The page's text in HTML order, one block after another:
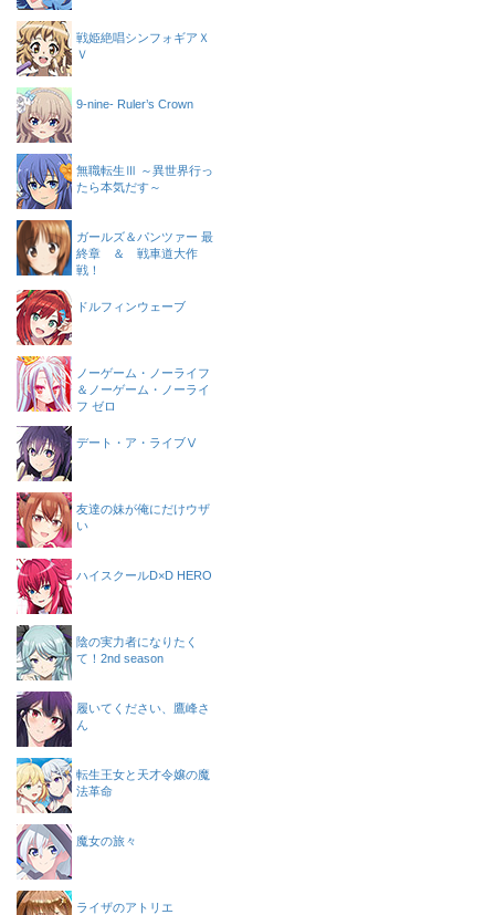
戦姫絶唱シンフォギアＸ
Ｖ
9-nine- Ruler’s Crown
無職転生Ⅲ ～異世界行っ
たら本気だす～
ガールズ＆パンツァー 最
終章 ＆ 戦車道大作
戦！
ドルフィンウェーブ
ノーゲーム・ノーライフ
＆ノーゲーム・ノーライ
フ ゼロ
デート・ア・ライブⅤ
友達の妹が俺にだけウザ
い
ハイスクールD×D HERO
陰の実力者になりたく
て！2nd season
履いてください、鷹峰さ
ん
転生王女と天才令嬢の魔
法革命
魔女の旅々
ライザのアトリエ